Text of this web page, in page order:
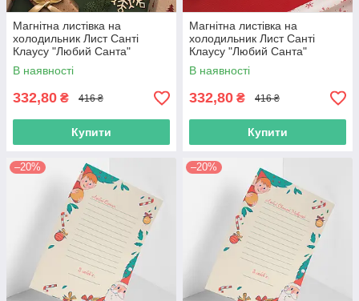
Магнітна листівка на
холодильник Лист Санті
Клаусу "Любий Санта"
В наявності
332,80 ₴ 416 ₴
Купити
Магнітна листівка на
холодильник Лист Санті
Клаусу "Любий Санта"
В наявності
332,80 ₴ 416 ₴
Купити
–20% –20%